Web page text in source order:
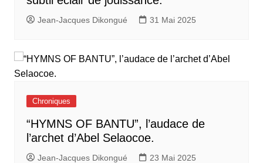
Jean-Jacques Dikongué 31 Mai 2025
Chroniques
“HYMNS OF BANTU”, l’audace de
l’archet d’Abel Selaocoe.
Jean-Jacques Dikongué 23 Mai 2025